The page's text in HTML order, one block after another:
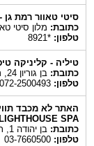
סיטי טאוור רמת גן - ShareSpa
כתובת:מלון סיטי
טלפון:*8921
טיליה - קליניקה
כתובת:בן גוריון 24, רמת גן
טלפון:072-2500493
האתר לא מכבד
LIGHTHOUSE SPA
כתובת:בן יהודה 1, תל אביב
טלפון:03-7660500